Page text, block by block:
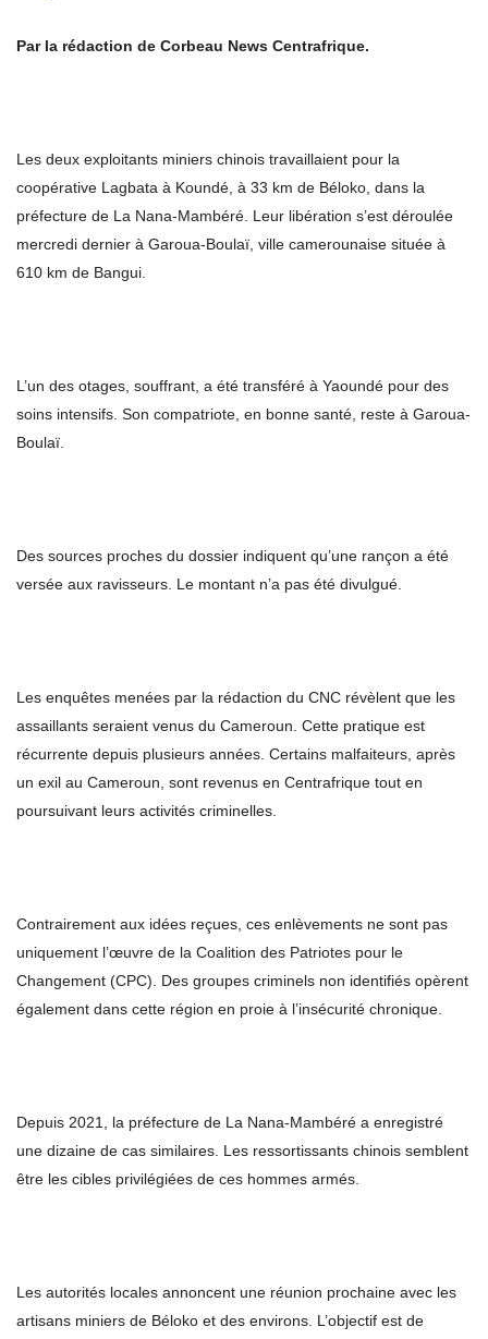
Par la rédaction de Corbeau News Centrafrique.
Les deux exploitants miniers chinois travaillaient pour la
coopérative Lagbata à Koundé, à 33 km de Béloko, dans la
préfecture de La Nana-Mambéré. Leur libération s’est déroulée
mercredi dernier à Garoua-Boulaï, ville camerounaise située à
610 km de Bangui.
L’un des otages, souffrant, a été transféré à Yaoundé pour des
soins intensifs. Son compatriote, en bonne santé, reste à Garoua-
Boulaï.
Des sources proches du dossier indiquent qu’une rançon a été
versée aux ravisseurs. Le montant n’a pas été divulgué.
Les enquêtes menées par la rédaction du CNC révèlent que les
assaillants seraient venus du Cameroun. Cette pratique est
récurrente depuis plusieurs années. Certains malfaiteurs, après
un exil au Cameroun, sont revenus en Centrafrique tout en
poursuivant leurs activités criminelles.
Contrairement aux idées reçues, ces enlèvements ne sont pas
uniquement l’œuvre de la Coalition des Patriotes pour le
Changement (CPC). Des groupes criminels non identifiés opèrent
également dans cette région en proie à l’insécurité chronique.
Depuis 2021, la préfecture de La Nana-Mambéré a enregistré
une dizaine de cas similaires. Les ressortissants chinois semblent
être les cibles privilégiées de ces hommes armés.
Les autorités locales annoncent une réunion prochaine avec les
artisans miniers de Béloko et des environs. L’objectif est de